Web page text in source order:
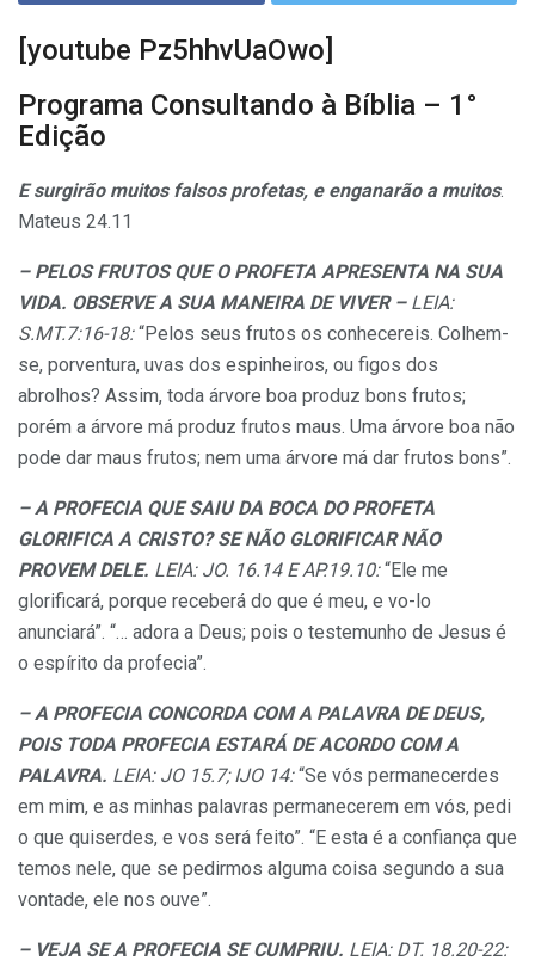
[youtube Pz5hhvUaOwo]
Programa Consultando à Bíblia – 1°
Edição
E surgirão muitos falsos profetas, e enganarão a muitos.
Mateus 24.11
– PELOS FRUTOS QUE O PROFETA APRESENTA NA SUA
VIDA. OBSERVE A SUA MANEIRA DE VIVER –LEIA:
S.MT.7:16-18:“Pelos seus frutos os conhecereis. Colhem-
se, porventura, uvas dos espinheiros, ou figos dos
abrolhos? Assim, toda árvore boa produz bons frutos;
porém a árvore má produz frutos maus. Uma árvore boa não
pode dar maus frutos; nem uma árvore má dar frutos bons”.
– A PROFECIA QUE SAIU DA BOCA DO PROFETA
GLORIFICA A CRISTO? SE NÃO GLORIFICAR NÃO
PROVEM DELE. LEIA: JO. 16.14 E AP.19.10:“Ele me
glorificará, porque receberá do que é meu, e vo-lo
anunciará”. “… adora a Deus; pois o testemunho de Jesus é
o espírito da profecia”.
– A PROFECIA CONCORDA COM A PALAVRA DE DEUS,
POIS TODA PROFECIA ESTARÁ DE ACORDO COM A
PALAVRA. LEIA: JO 15.7; IJO 14:“Se vós permanecerdes
em mim, e as minhas palavras permanecerem em vós, pedi
o que quiserdes, e vos será feito”. “E esta é a confiança que
temos nele, que se pedirmos alguma coisa segundo a sua
vontade, ele nos ouve”.
– VEJA SE A PROFECIA SE CUMPRIU. LEIA: DT. 18.20-22: